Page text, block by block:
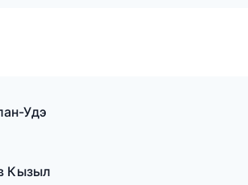
Удэ
Кызыл